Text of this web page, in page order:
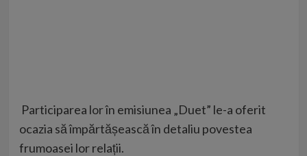
Participarea lorîn emisiunea „Duet” le-a oferit
ocazia să împărtășească în detaliu povestea
frumoasei lor relații.